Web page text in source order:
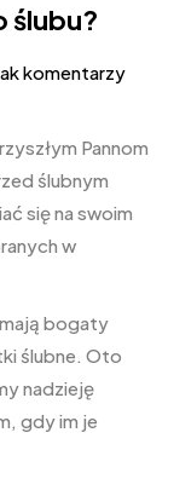
ślubu?
komentarzy
Pannom
ślubnym
się na swoim
w
mają bogaty
ślubne. Oto
nadzieję
gdy im je